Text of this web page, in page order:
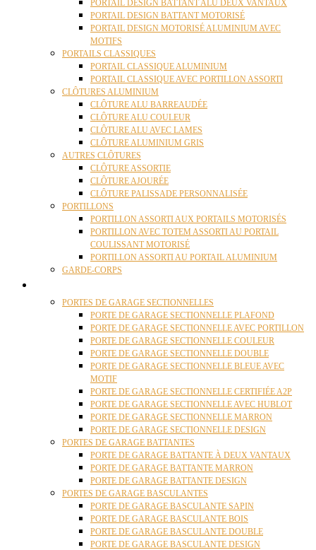
PORTAIL DESIGN BATTANT ALU DEUX VANTAUX
PORTAIL DESIGN BATTANT MOTORISÉ
PORTAIL DESIGN MOTORISÉ ALUMINIUM AVEC
MOTIFS
PORTAILS CLASSIQUES
PORTAIL CLASSIQUE ALUMINIUM
PORTAIL CLASSIQUE AVEC PORTILLON ASSORTI
CLÔTURES ALUMINIUM
CLÔTURE ALU BARREAUDÉE
CLÔTURE ALU COULEUR
CLÔTURE ALU AVEC LAMES
CLÔTURE ALUMINIUM GRIS
AUTRES CLÔTURES
CLÔTURE ASSORTIE
CLÔTURE AJOURÉE
CLÔTURE PALISSADE PERSONNALISÉE
PORTILLONS
PORTILLON ASSORTI AUX PORTAILS MOTORISÉS
PORTILLON AVEC TOTEM ASSORTI AU PORTAIL
COULISSANT MOTORISÉ
PORTILLON ASSORTI AU PORTAIL ALUMINIUM
GARDE-CORPS
PORTES DE GARAGE SECTIONNELLES
PORTE DE GARAGE SECTIONNELLE PLAFOND
PORTE DE GARAGE SECTIONNELLE AVEC PORTILLON
PORTE DE GARAGE SECTIONNELLE COULEUR
PORTE DE GARAGE SECTIONNELLE DOUBLE
PORTE DE GARAGE SECTIONNELLE BLEUE AVEC
MOTIF
PORTE DE GARAGE SECTIONNELLE CERTIFIÉE A2P
PORTE DE GARAGE SECTIONNELLE AVEC HUBLOT
PORTE DE GARAGE SECTIONNELLE MARRON
PORTE DE GARAGE SECTIONNELLE DESIGN
PORTES DE GARAGE BATTANTES
PORTE DE GARAGE BATTANTE À DEUX VANTAUX
PORTE DE GARAGE BATTANTE MARRON
PORTE DE GARAGE BATTANTE DESIGN
PORTES DE GARAGE BASCULANTES
PORTE DE GARAGE BASCULANTE SAPIN
PORTE DE GARAGE BASCULANTE BOIS
PORTE DE GARAGE BASCULANTE DOUBLE
PORTE DE GARAGE BASCULANTE DESIGN